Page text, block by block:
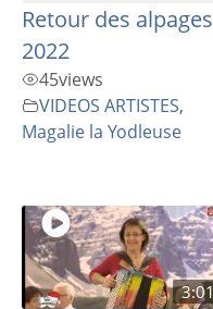
Retour des alpages
2022
45views
VIDEOS ARTISTES,
Magalie la Yodleuse
3:01